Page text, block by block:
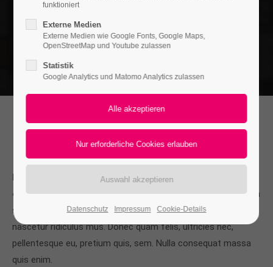
Best IT-Service in Vienna
Enter your SEO headline here
Lorem ipsum dolor sit amet, consectetuer adipiscing
elit.Aenean commodo ligula eget dolor. Aenean massa. Cum
sociis natoque penatibus et magnis dis parturient montes,
nascetur ridiculus mus. Donec quam felis, ultricies nec,
pellentesque eu, pretium quis, sem. Nulla consequat massa
quis enim.
funktioniert
Externe Medien
Externe Medien wie Google Fonts, Google Maps,
OpenStreetMap und Youtube zulassen
Statistik
Google Analytics und Matomo Analytics zulassen
Datenschutz Impressum Cookie-Details